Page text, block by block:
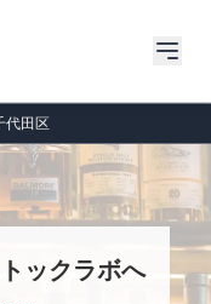
代田区
ックラボへ